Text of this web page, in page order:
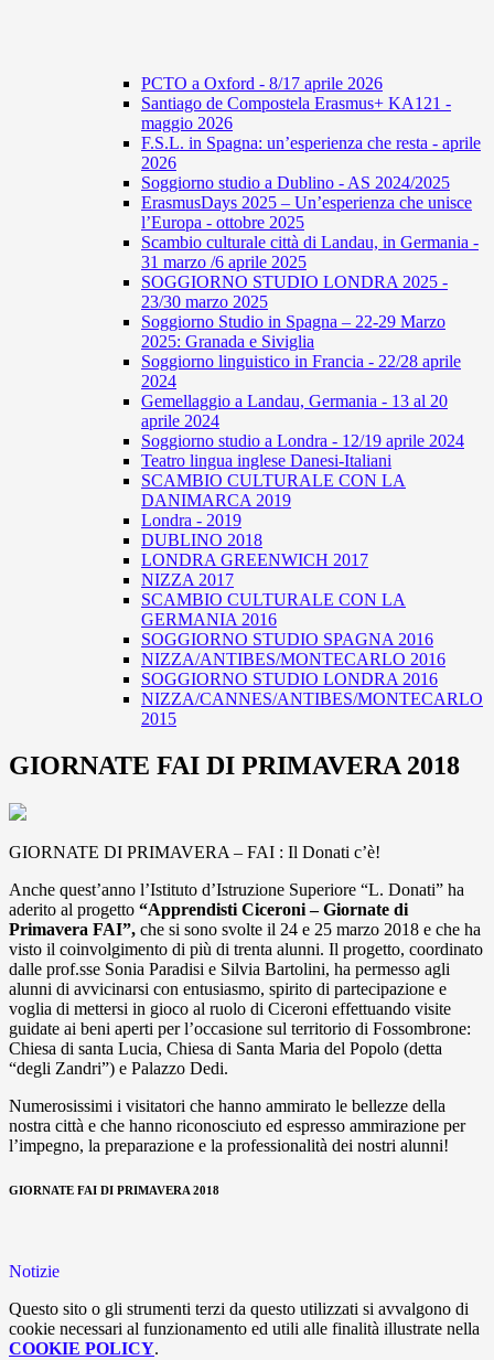
PCTO a Oxford - 8/17 aprile 2026
Santiago de Compostela Erasmus+ KA121 -
maggio 2026
F.S.L. in Spagna: un’esperienza che resta - aprile
2026
Soggiorno studio a Dublino - AS 2024/2025
ErasmusDays 2025 – Un’esperienza che unisce
l’Europa - ottobre 2025
Scambio culturale città di Landau, in Germania -
31 marzo /6 aprile 2025
SOGGIORNO STUDIO LONDRA 2025 -
23/30 marzo 2025
Soggiorno Studio in Spagna – 22-29 Marzo
2025: Granada e Siviglia
Soggiorno linguistico in Francia - 22/28 aprile
2024
Gemellaggio a Landau, Germania - 13 al 20
aprile 2024
Soggiorno studio a Londra - 12/19 aprile 2024
Teatro lingua inglese Danesi-Italiani
SCAMBIO CULTURALE CON LA
DANIMARCA 2019
Londra - 2019
DUBLINO 2018
LONDRA GREENWICH 2017
NIZZA 2017
SCAMBIO CULTURALE CON LA
GERMANIA 2016
SOGGIORNO STUDIO SPAGNA 2016
NIZZA/ANTIBES/MONTECARLO 2016
SOGGIORNO STUDIO LONDRA 2016
NIZZA/CANNES/ANTIBES/MONTECARLO
2015
GIORNATE FAI DI PRIMAVERA 2018
GIORNATE DI PRIMAVERA – FAI : Il Donati c’è!
Anche quest’anno l’Istituto d’Istruzione Superiore “L. Donati” ha
aderito al progetto “Apprendisti Ciceroni – Giornate di
Primavera FAI”, che si sono svolte il 24 e 25 marzo 2018 e che ha
visto il coinvolgimento di più di trenta alunni. Il progetto, coordinato
dalle prof.sse Sonia Paradisi e Silvia Bartolini, ha permesso agli
alunni di avvicinarsi con entusiasmo, spirito di partecipazione e
voglia di mettersi in gioco al ruolo di Ciceroni effettuando visite
guidate ai beni aperti per l’occasione sul territorio di Fossombrone:
Chiesa di santa Lucia, Chiesa di Santa Maria del Popolo (detta
“degli Zandri”) e Palazzo Dedi.
Numerosissimi i visitatori che hanno ammirato le bellezze della
nostra città e che hanno riconosciuto ed espresso ammirazione per
l’impegno, la preparazione e la professionalità dei nostri alunni!
GIORNATE FAI DI PRIMAVERA 2018
Notizie
Questo sito o gli strumenti terzi da questo utilizzati si avvalgono di
cookie necessari al funzionamento ed utili alle finalità illustrate nella
COOKIE POLICY.